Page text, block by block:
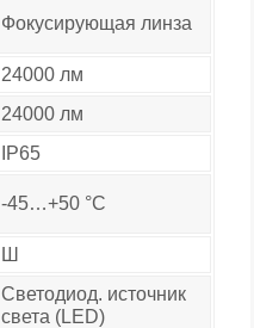
Фокусирующая линза
24000 лм
24000 лм
IP65
-45…+50 °C
Ш
Светодиод. источник
света (LED)